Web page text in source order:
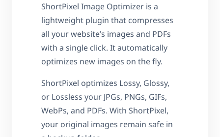
ShortPixel Image Optimizer is a
lightweight plugin that compresses
all your website’s images and PDFs
with a single click. It automatically
optimizes new images on the fly.
ShortPixel optimizes Lossy, Glossy,
or Lossless your JPGs, PNGs, GIFs,
WebPs, and PDFs. With ShortPixel,
your original images remain safe in